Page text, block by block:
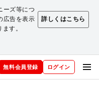
ーズ等につ
広告を表示
す。
詳しくはこちら
無料会員登録 ログイン